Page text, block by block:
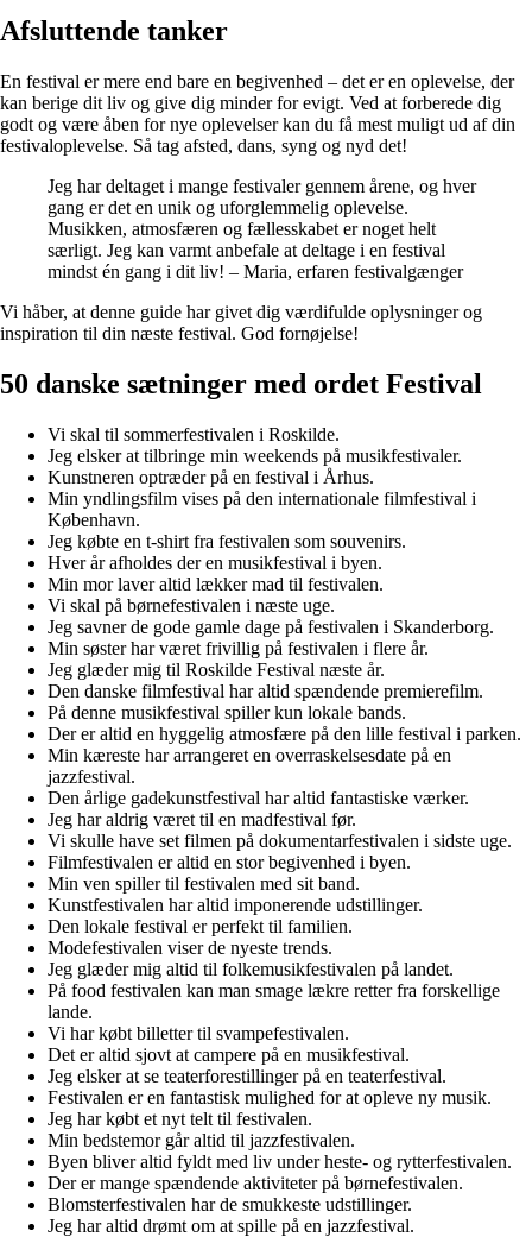
Afsluttende tanker
En festival er mere end bare en begivenhed – det er en oplevelse, der
kan berige dit liv og give dig minder for evigt. Ved at forberede dig
godt og være åben for nye oplevelser kan du få mest muligt ud af din
festivaloplevelse. Så tag afsted, dans, syng og nyd det!
Jeg har deltaget i mange festivaler gennem årene, og hver
gang er det en unik og uforglemmelig oplevelse.
Musikken, atmosfæren og fællesskabet er noget helt
særligt. Jeg kan varmt anbefale at deltage i en festival
mindst én gang i dit liv! – Maria, erfaren festivalgænger
Vi håber, at denne guide har givet dig værdifulde oplysninger og
inspiration til din næste festival. God fornøjelse!
50 danske sætninger med ordet Festival
Vi skal til sommerfestivalen i Roskilde.
Jeg elsker at tilbringe min weekends på musikfestivaler.
Kunstneren optræder på en festival i Århus.
Min yndlingsfilm vises på den internationale filmfestival i
København.
Jeg købte en t-shirt fra festivalen som souvenirs.
Hver år afholdes der en musikfestival i byen.
Min mor laver altid lækker mad til festivalen.
Vi skal på børnefestivalen i næste uge.
Jeg savner de gode gamle dage på festivalen i Skanderborg.
Min søster har været frivillig på festivalen i flere år.
Jeg glæder mig til Roskilde Festival næste år.
Den danske filmfestival har altid spændende premierefilm.
På denne musikfestival spiller kun lokale bands.
Der er altid en hyggelig atmosfære på den lille festival i parken.
Min kæreste har arrangeret en overraskelsesdate på en
jazzfestival.
Den årlige gadekunstfestival har altid fantastiske værker.
Jeg har aldrig været til en madfestival før.
Vi skulle have set filmen på dokumentarfestivalen i sidste uge.
Filmfestivalen er altid en stor begivenhed i byen.
Min ven spiller til festivalen med sit band.
Kunstfestivalen har altid imponerende udstillinger.
Den lokale festival er perfekt til familien.
Modefestivalen viser de nyeste trends.
Jeg glæder mig altid til folkemusikfestivalen på landet.
På food festivalen kan man smage lækre retter fra forskellige
lande.
Vi har købt billetter til svampefestivalen.
Det er altid sjovt at campere på en musikfestival.
Jeg elsker at se teaterforestillinger på en teaterfestival.
Festivalen er en fantastisk mulighed for at opleve ny musik.
Jeg har købt et nyt telt til festivalen.
Min bedstemor går altid til jazzfestivalen.
Byen bliver altid fyldt med liv under heste- og rytterfestivalen.
Der er mange spændende aktiviteter på børnefestivalen.
Blomsterfestivalen har de smukkeste udstillinger.
Jeg har altid drømt om at spille på en jazzfestival.